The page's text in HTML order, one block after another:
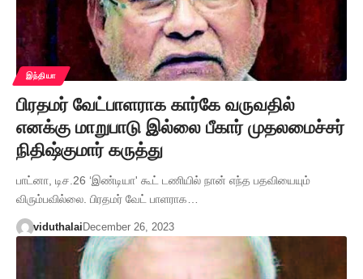
இந்தியா
பிரதமர் வேட்பாளராக கார்கே வருவதில்
எனக்கு மாறுபாடு இல்லை பீகார் முதலமைச்சர்
நிதிஷ்குமார் கருத்து
பாட்னா, டிச.26 ‘இண்டியா' கூட் டணியில் நான் எந்த பதவியையும்
விரும்பவில்லை. பிரதமர் வேட் பாளராக…
viduthalai December 26, 2023